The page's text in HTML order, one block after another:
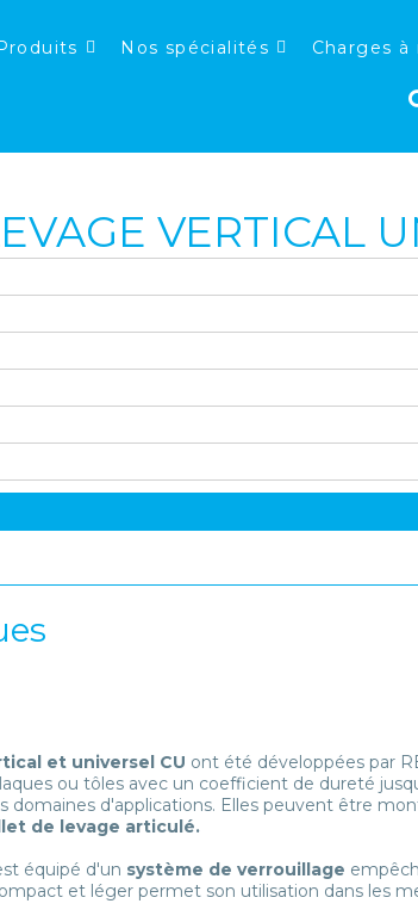
Nos spécialités Charges
VERTICAL
et universel CU ont été développées par
ou tôles avec un coefficient de dureté
domaines d'applications. Elles peuvent être
de levage articulé.
équipé d'un système de verrouillage
et léger permet son utilisation dans les